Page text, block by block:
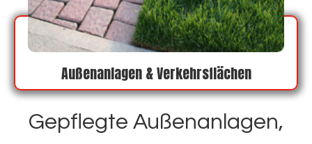
Außenanlagen & Verkehrsflächen
Gepflegte Außenanlagen,